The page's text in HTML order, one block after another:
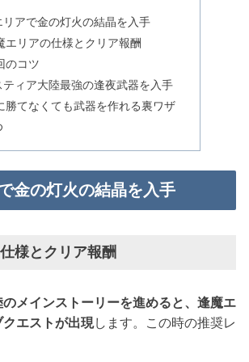
リアで金の灯火の結晶を入手
エリアの仕様とクリア報酬
のコツ
ティア大陸最強の逢夜武器を入手
勝てなくても武器を作れる裏ワザ
金の灯火の結晶を入手
様とクリア報酬
メインストーリーを進めると、逢魔エ
クエストが出現します。この時の推奨レ